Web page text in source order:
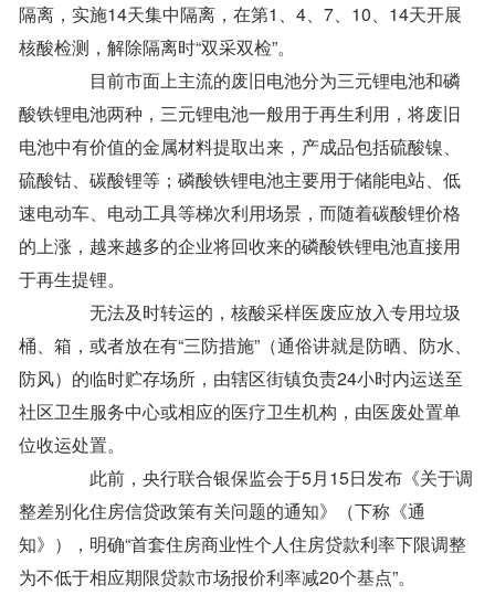
隔离，实施14天集中隔离，在第1、4、7、10、14天开展
核酸检测，解除隔离时“双采双检”。
目前市面上主流的废旧电池分为三元锂电池和磷
酸铁锂电池两种，三元锂电池一般用于再生利用，将废旧
电池中有价值的金属材料提取出来，产成品包括硫酸镍、
硫酸钴、碳酸锂等；磷酸铁锂电池主要用于储能电站、低
速电动车、电动工具等梯次利用场景，而随着碳酸锂价格
的上涨，越来越多的企业将回收来的磷酸铁锂电池直接用
于再生提锂。
无法及时转运的，核酸采样医废应放入专用垃圾
桶、箱，或者放在有“三防措施”（通俗讲就是防晒、防水、
防风）的临时贮存场所，由辖区街镇负责24小时内运送至
社区卫生服务中心或相应的医疗卫生机构，由医废处置单
位收运处置。
此前，央行联合银保监会于5月15日发布《关于调
整差别化住房信贷政策有关问题的通知》（下称《通
知》），明确“首套住房商业性个人住房贷款利率下限调整
为不低于相应期限贷款市场报价利率减20个基点”。